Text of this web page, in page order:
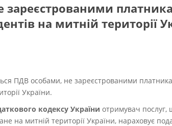
на митній території
ПДВ особами, не зареєстрованими
України.
кодексу України отримувач послуг,
на митній території України, нараховує